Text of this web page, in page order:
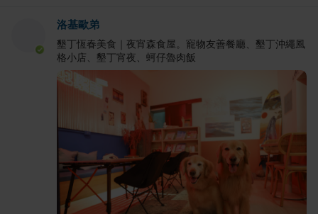
洛基歐弟
墾丁恆春美食｜夜宵森食屋。寵物友善餐廳、墾丁沖繩風
格小店、墾丁宵夜、蚵仔魯肉飯